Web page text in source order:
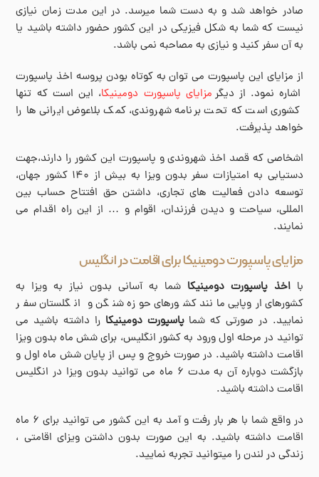
صادر خواهد شد و به دست شما میرسد. در این مدت زمان نیازی
نیست که شما به شکل فیزیکی در این کشور حضور داشته باشید یا
به آن سفر کنید و نیازی به مصاحبه نمی باشد.
از مزایای این پاسپورت می توان به کوتاه بودن پروسه اخذ پاسپورت
اشاره نمود. از دیگر مزایای پاسپورت دومینیکا، این است که تنها
کشوری است که تحت برنامه شهروندی، کمک بلاعوض ایرانی ها را
خواهد پذیرفت.
اشخاصی که قصد اخذ شهروندی و پاسپورت این کشور را دارند،جهت
دستیابی به امتیازات سفر بدون ویزا به بیش از ۱۴۰ کشور جهان،
توسعه دادن فعالیت های تجاری، داشتن حق افتتاح حساب بین
المللی، سیاحت و دیدن فرزندان، اقوام و … از این راه اقدام می
نمایند.
مزایای پاسپورت دومینیکا برای اقامت در انگلیس
بااخذ پاسپورت دومینیکا شما به آسانی بدون نیاز به ویزا به
کشورهای اروپایی مانند کشورهای حوزه شنگن و انگلستان سفر
نمایید. در صورتی که شماپاسپورت دومینیکا را داشته باشید می
‌توانید در مرحله اول ورود به کشور انگلیس، برای شش ماه بدون ویزا
اقامت داشته باشید. در صورت خروج و پس از پایان شش ماه اول و
بازگشت دوباره آن به مدت ۶ ماه می‌ توانید بدون ویزا در انگلیس
اقامت داشته باشید.
در واقع شما با هر بار رفت و آمد به این کشور می توانید برای ۶ ماه
اقامت داشته باشید. به این صورت بدون داشتن ویزای اقامتی ،
زندگی در لندن را میتوانید تجربه نمایید.